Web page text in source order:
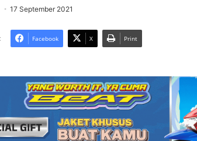
17 September 2021
Facebook X Print